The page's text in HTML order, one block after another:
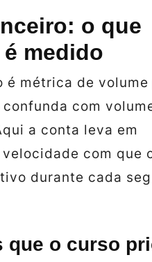
o que
medido
é métrica de volume
com
a conta leva em
com que
durante cada
que o curso